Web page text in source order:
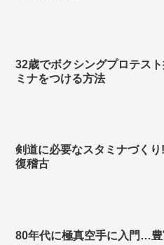
32歳でボクシングプロテス
ミナをつける方法
剣道に必要なスタミナづく
復稽古
80年代に極真空手に入門…